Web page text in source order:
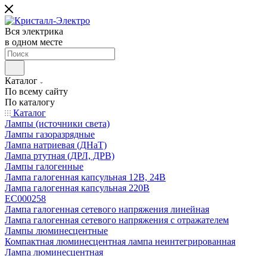
Вся электрика
в одном месте
Каталог
По всему сайту
По каталогу
Каталог
Лампы (источники света)
Лампы газоразрядные
Лампа натриевая (ДНаТ)
Лампа ртутная (ДРЛ, ДРВ)
Лампы галогенные
Лампа галогенная капсульная 12В, 24В
Лампа галогенная капсульная 220В
EC000258
Лампа галогенная сетевого напряжения линейная
Лампа галогенная сетевого напряжения с отражателем
Лампы люминесцентные
Компактная люминесцентная лампа неинтегрированная
Лампа люминесцентная